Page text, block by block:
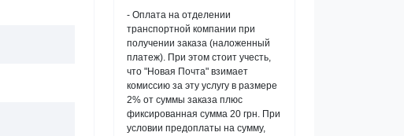
- Оплата на отделении
транспортной компании при
получении заказа (наложенный
платеж). При этом стоит учесть,
что "Новая Почта" взимает
комиссию за эту услугу в размере
2% от суммы заказа плюс
фиксированная сумма 20 грн. При
условии предоплаты на сумму,